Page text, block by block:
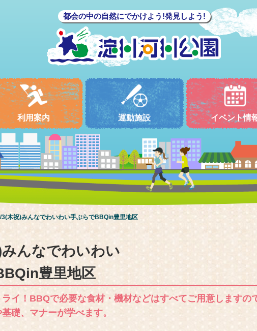
都会の中の自然にでかけよう!発見しよう!
利用案内 運動施設 イベント情
3(木祝)みんなでわいわい手ぶらでBBQin豊里地区
んなでわいわい
豊里地区
イ！BBQで必要な食材・機材などはすべてご用意しますの
礎、マナーが学べます。